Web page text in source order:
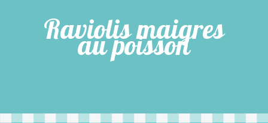
Raviolis maigres
au poisson